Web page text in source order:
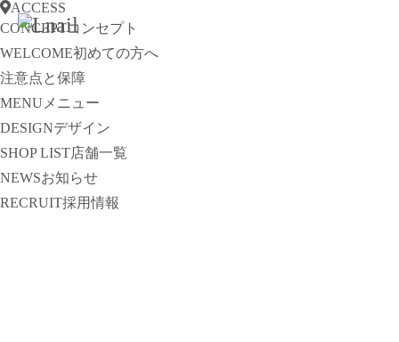
ACCESS
CONCEPTコンセプト
WELCOME初めての方へ
注意点と保障
MENU メニュー
DESIGNデザイン
SHOP LIST店舗一覧
NEWSお知らせ
RECRUIT採用情報